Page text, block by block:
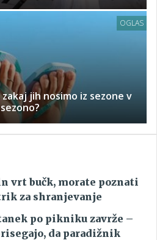
OGLAS
jih nosimo iz sezone v
sezono?
vrt bučk, morate poznati
za shranjevanje
po pikniku zavrže –
da paradižnik